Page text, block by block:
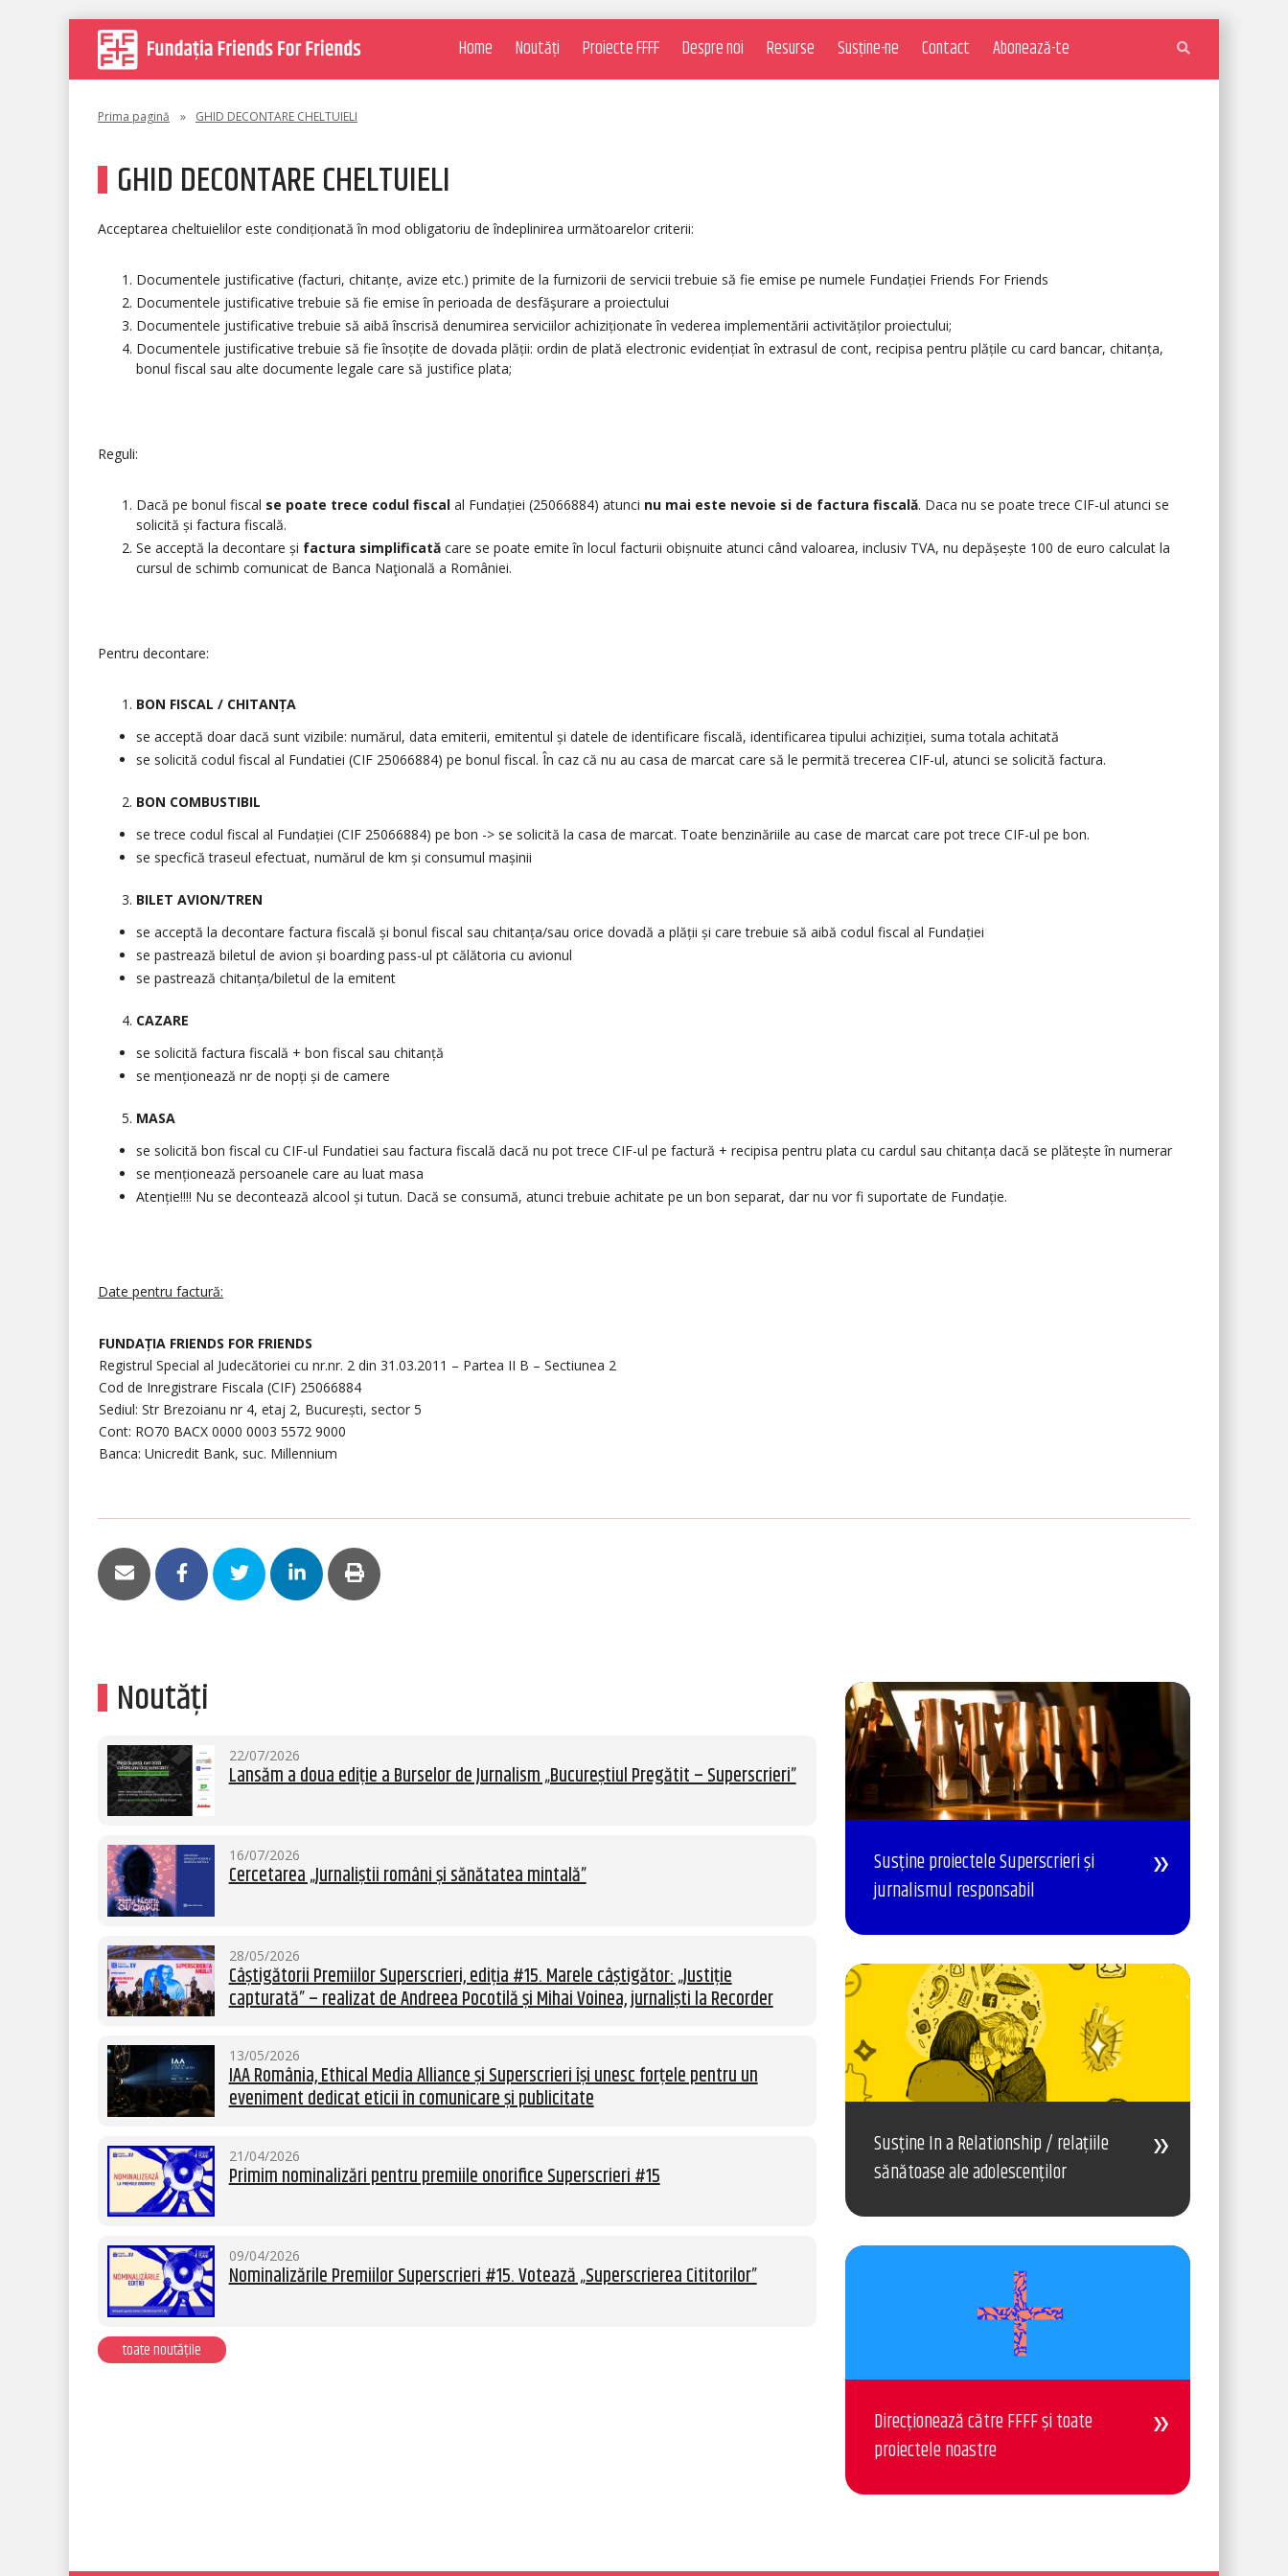
Home Noutăți Proiecte FFFF Despre noi Resurse Susține-ne Contact Abonează-te
Prima pagină » GHID DECONTARE CHELTUIELI
GHID DECONTARE CHELTUIELI
Acceptarea cheltuielilor este condiționată în mod obligatoriu de îndeplinirea următoarelor criterii:
Documentele justificative (facturi, chitanțe, avize etc.) primite de la furnizorii de servicii trebuie să fie emise pe numele Fundației Friends For Friends
Documentele justificative trebuie să fie emise în perioada de desfăşurare a proiectului
Documentele justificative trebuie să aibă înscrisă denumirea serviciilor achiziționate în vederea implementării activităților proiectului;
Documentele justificative trebuie să fie însoțite de dovada plății: ordin de plată electronic evidențiat în extrasul de cont, recipisa pentru plățile cu card bancar, chitanța,
bonul fiscal sau alte documente legale care să justifice plata;
Reguli:
Dacă pe bonul fiscal se poate trece codul fiscal al Fundației (25066884) atunci nu mai este nevoie si de factura fiscală. Daca nu se poate trece CIF-ul atunci se
solicită și factura fiscală.
Se acceptă la decontare și factura simplificată care se poate emite în locul facturii obișnuite atunci când valoarea, inclusiv TVA, nu depășește 100 de euro calculat la
cursul de schimb comunicat de Banca Naţională a României.
Pentru decontare:
BON FISCAL / CHITANȚA
se acceptă doar dacă sunt vizibile: numărul, data emiterii, emitentul și datele de identificare fiscală, identificarea tipului achiziției, suma totala achitată
se solicită codul fiscal al Fundatiei (CIF 25066884) pe bonul fiscal. În caz că nu au casa de marcat care să le permită trecerea CIF-ul, atunci se solicită factura.
BON COMBUSTIBIL
se trece codul fiscal al Fundației (CIF 25066884) pe bon -> se solicită la casa de marcat. Toate benzinăriile au case de marcat care pot trece CIF-ul pe bon.
se specfică traseul efectuat, numărul de km și consumul mașinii
BILET AVION/TREN
se acceptă la decontare factura fiscală și bonul fiscal sau chitanța/sau orice dovadă a plății și care trebuie să aibă codul fiscal al Fundației
se pastrează biletul de avion și boarding pass-ul pt călătoria cu avionul
se pastrează chitanța/biletul de la emitent
CAZARE
se solicită factura fiscală + bon fiscal sau chitanță
se menționează nr de nopți și de camere
MASA
se solicită bon fiscal cu CIF-ul Fundatiei sau factura fiscală dacă nu pot trece CIF-ul pe factură + recipisa pentru plata cu cardul sau chitanța dacă se plătește în numerar
se menționează persoanele care au luat masa
Atenție!!!! Nu se decontează alcool și tutun. Dacă se consumă, atunci trebuie achitate pe un bon separat, dar nu vor fi suportate de Fundație.
Date pentru factură:
FUNDAȚIA FRIENDS FOR FRIENDS
Registrul Special al Judecătoriei cu nr.nr. 2 din 31.03.2011 – Partea II B – Sectiunea 2
Cod de Inregistrare Fiscala (CIF) 25066884
Sediul: Str Brezoianu nr 4, etaj 2, București, sector 5
Cont: RO70 BACX 0000 0003 5572 9000
Banca: Unicredit Bank, suc. Millennium
Noutăți
22/07/2026
Lansăm a doua ediție a Burselor de Jurnalism „Bucureștiul Pregătit – Superscrieri”
16/07/2026
Cercetarea „Jurnaliștii români și sănătatea mintală”
28/05/2026
Câștigătorii Premiilor Superscrieri, ediția #15. Marele câștigător: „Justiție
capturată” – realizat de Andreea Pocotilă și Mihai Voinea, jurnaliști la Recorder
13/05/2026
IAA România, Ethical Media Alliance și Superscrieri își unesc forțele pentru un
eveniment dedicat eticii în comunicare și publicitate
21/04/2026
Primim nominalizări pentru premiile onorifice Superscrieri #15
09/04/2026
Nominalizările Premiilor Superscrieri #15. Votează „Superscrierea Cititorilor”
toate noutățile
Susține proiectele Superscrieri și
jurnalismul responsabil
Susține In a Relationship / relațiile
sănătoase ale adolescenților
Direcționează către FFFF și toate
proiectele noastre